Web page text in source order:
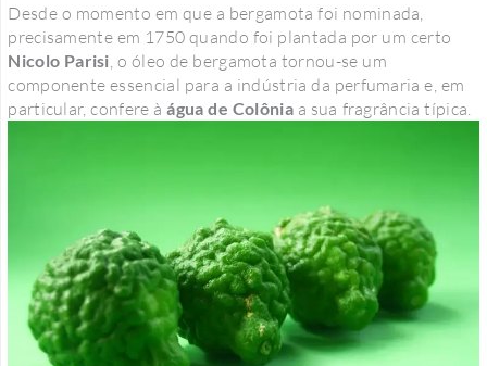
Desde o momento em que a bergamota foi nominada,
precisamente em 1750 quando foi plantada por um certo
Nicolo Parisi , o óleo de bergamota tornou-se um
componente essencial para a indústria da perfumaria e, em
particular, confere àágua de Colôniaa sua fragrância típica.